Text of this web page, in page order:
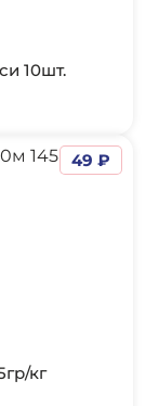
10шт.
кг
49 ₽